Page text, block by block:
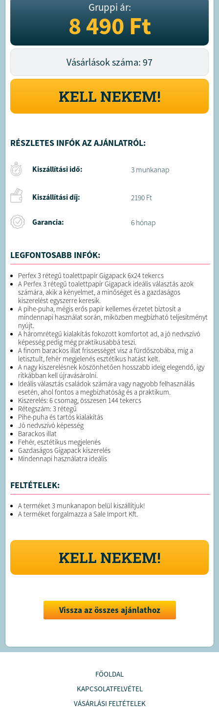
Gruppi ár:
8 490Ft
Vásárlások száma: 97
KELL NEKEM!
RÉSZLETES INFÓK AZ AJÁNLATRÓL:
Kiszállítási idő: 3 munkanap
Kiszállítási díj: 2190 Ft
Garancia: 6 hónap
LEGFONTOSABB INFÓK:
Perfex 3 rétegű toalettpapír Gigapack 6x24 tekercs
A Perfex 3 rétegű toalettpapír Gigapack ideális választás azok
számára, akik a kényelmet, a minőséget és a gazdaságos
kiszerelést egyszerre keresik.
A pihe-puha, mégis erős papír kellemes érzetet biztosít a
mindennapi használat során, miközben megbízható teljesítményt
nyújt.
A háromrétegű kialakítás fokozott komfortot ad, a jó nedvszívó
képesség pedig még praktikusabbá teszi.
A finom barackos illat frissességet visz a fürdőszobába, míg a
letisztult, fehér megjelenés esztétikus hatást kelt.
A nagy kiszerelésnek köszönhetően hosszabb ideig elegendő, így
ritkábban kell újravásárolni.
Ideális választás családok számára vagy nagyobb felhasználás
esetén, ahol fontos a megbízhatóság és a praktikum.
Kiszerelés: 6 csomag, összesen 144 tekercs
Rétegszám: 3 rétegű
Pihe-puha és tartós kialakítás
Jó nedvszívó képesség
Barackos illat
Fehér, esztétikus megjelenés
Gazdaságos Gigapack kiszerelés
Mindennapi használatra ideális
FELTÉTELEK:
A terméket 3 munkanapon belül kiszállítjuk!
A terméket forgalmazza a Sale Import Kft.
KELL NEKEM!
Vissza az összes ajánlathoz
FŐOLDAL
KAPCSOLATFELVÉTEL
VÁSÁRLÁSI FELTÉTELEK